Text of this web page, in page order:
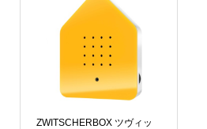
ZWITSCHERBOX ツヴィッ